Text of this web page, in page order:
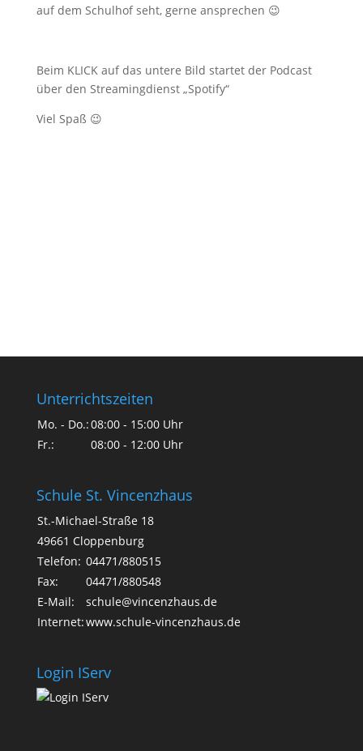
auf dem Schulhof seht, gerne ansprechen 😉
Beim KLICK auf das untere Bild startet der Podcast
über den Streamingdienst „Spotify“
Viel Spaß 😉
Unterrichtszeiten
Mo. - Do.:08:00 - 15:00 Uhr
Fr.:
08:00 - 12:00 Uhr
Schule St. Vincenzhaus
St.-Michael-Straße 18
49661 Cloppenburg
Telefon: 04471/880515
Fax:
04471/880548
E-Mail:
schule@vincenzhaus.de
Internet:www.schule-vincenzhaus.de
Login IServ